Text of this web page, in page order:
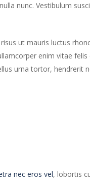
nunc. Vestibulum
ut mauris luctus
enim vitae
urna tortor, hendrerit
nec eros vel, lobortis